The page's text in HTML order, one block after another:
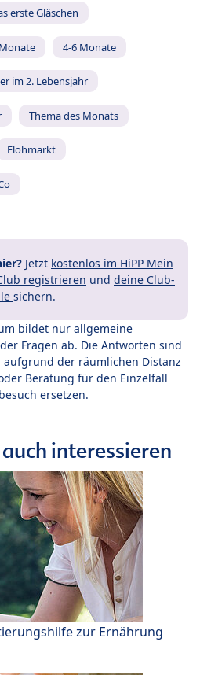
erste Gläschen
4-6 Monate
im 2. Lebensjahr
Thema des Monats
Flohmarkt
Jetzt kostenlos im HiPP Mein
registrieren und deine Club-
sichern.
bildet nur allgemeine
Fragen ab. Die Antworten sind
der räumlichen Distanz
Beratung für den Einzelfall
ersetzen.
interessieren
zur Ernährung